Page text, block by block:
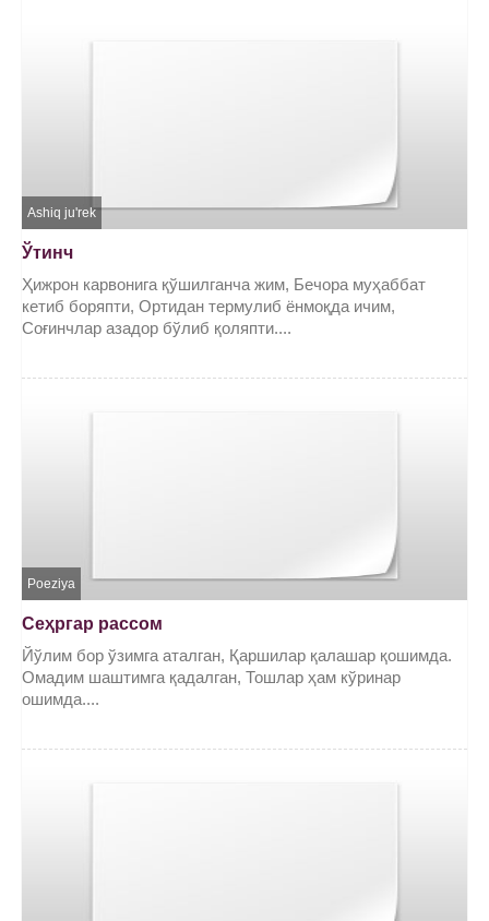
Ashiq ju'rek
Ўтинч
Ҳижрон карвонига қўшилганча жим, Бечора муҳаббат
кетиб боряпти, Ортидан термулиб ёнмоқда ичим,
Соғинчлар азадор бўлиб қоляпти....
Poeziya
Сеҳргар рассом
Йўлим бор ўзимга аталган, Қаршилар қалашар қошимда.
Омадим шаштимга қадалган, Тошлар ҳам кўринар
ошимда....